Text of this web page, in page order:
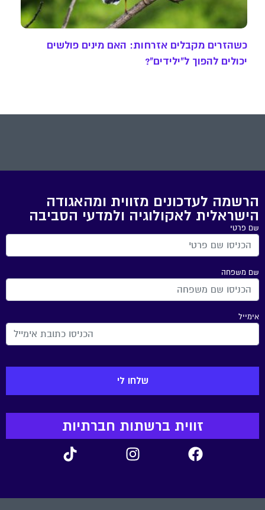
כשהזרים מקבלים אזרחות: האם מינים פולשים
יכולים להפוך ל"ילידים"?
הרשמה לעדכונים מזווית ומהאגודה
הישראלית לאקולוגיה ולמדעי הסביבה
שם פרטי
שם משפחה
אימייל
זווית ברשתות חברתיות